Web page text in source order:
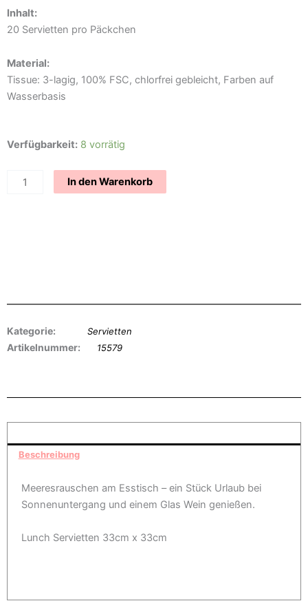
Inhalt:
20 Servietten pro Päckchen
Material:
Tissue: 3-lagig, 100% FSC, chlorfrei gebleicht, Farben auf
Wasserbasis
Verfügbarkeit: 8 vorrätig
Serviette
Starfish-
In den Warenkorb
Kategorie:
Artikelnummer:
Servietten
15579
Beschreibung
Meeresrauschen am Esstisch – ein Stück Urlaub bei
Sonnenuntergang und einem Glas Wein genießen.
Lunch Servietten 33cm x 33cm